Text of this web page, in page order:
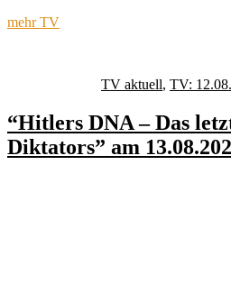
mehr TV
TV aktuell, TV:
“Hitlers DNA – Das
Diktators” am